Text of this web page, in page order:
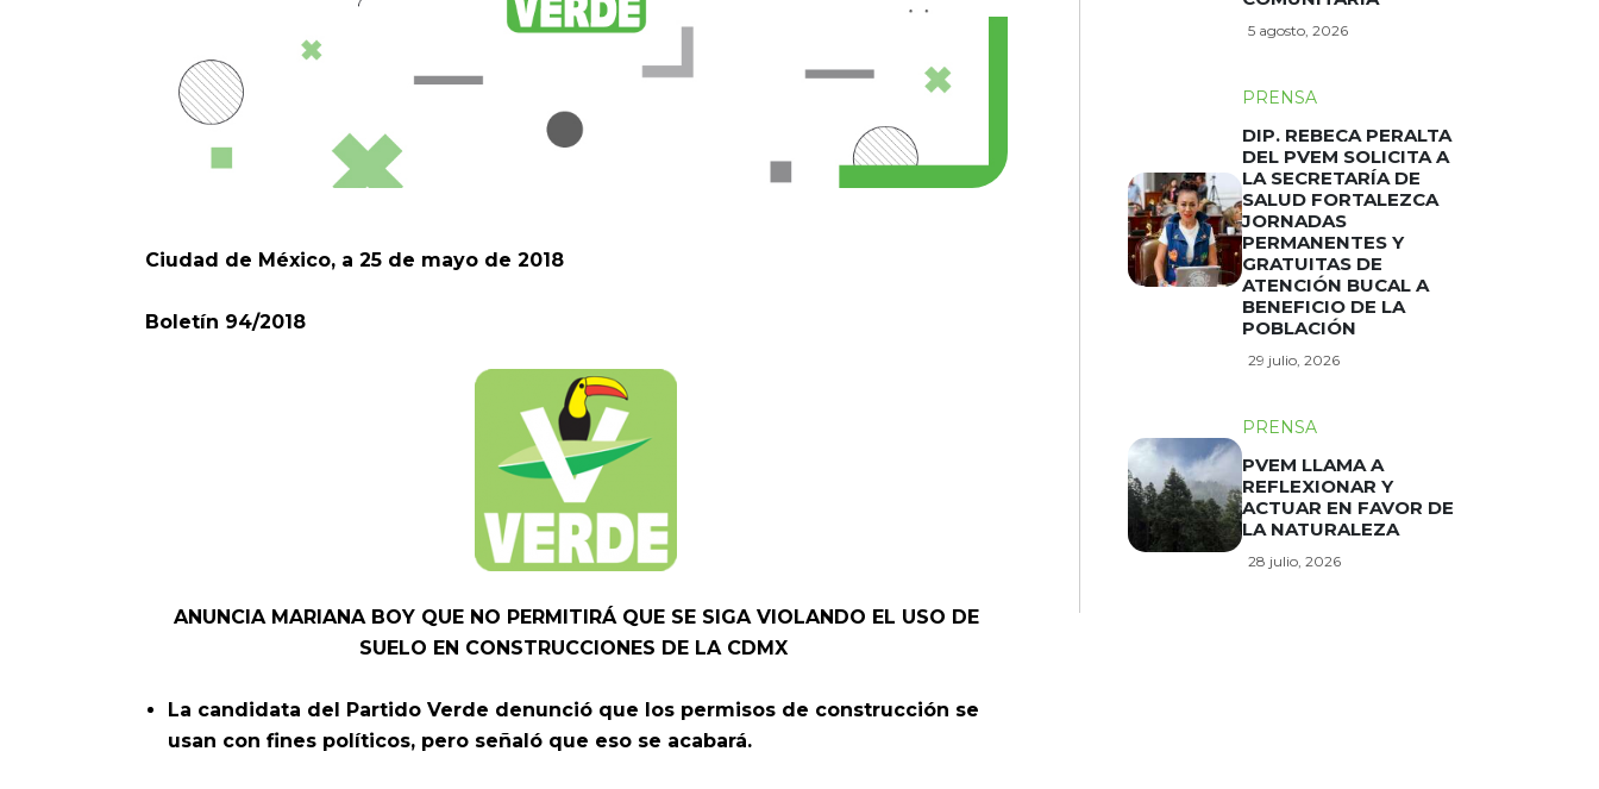
Ciudad de México, a 25 de mayo de 2018
Boletín 94/2018
ANUNCIA MARIANA BOY QUE NO PERMITIRÁ QUE SE SIGA VIOLANDO EL USO DE
SUELO EN CONSTRUCCIONES DE LA CDMX
La candidata del Partido Verde denunció que los permisos de construcción se
usan con fines políticos, pero señaló que eso se acabará.
5 agosto, 2026
PRENSA
DIP. REBECA PERALTA
DEL PVEM SOLICITA A
LA SECRETARÍA DE
SALUD FORTALEZCA
JORNADAS
PERMANENTES Y
GRATUITAS DE
ATENCIÓN BUCAL A
BENEFICIO DE LA
POBLACIÓN
29 julio, 2026
PRENSA
PVEM LLAMA A
REFLEXIONAR Y
ACTUAR EN FAVOR DE
LA NATURALEZA
28 julio, 2026